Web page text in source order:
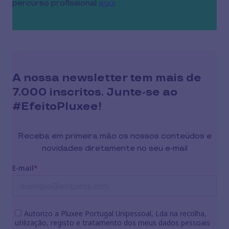
percurso profissional aqui.
A nossa newsletter tem mais de
7.000 inscritos. Junte-se ao
#EfeitoPluxee!
Receba em primeira mão os nossos conteúdos e
novidades diretamente no seu e-mail